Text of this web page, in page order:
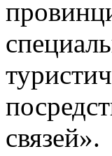
связей».